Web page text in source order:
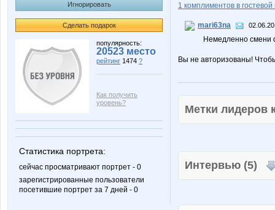
Игнорировать
Сделать подарок
популярность:
20523 место
рейтинг 1474 ?
Как получить
уровень?
Статистика портрета:
сейчас просматривают портрет - 0
зарегистрированные пользователи
посетившие портрет за 7 дней - 0
1 комплиментов в гостевой
mari63na
Немедленно смени
Вы не авторизованы!
Метки
Интервью (5)